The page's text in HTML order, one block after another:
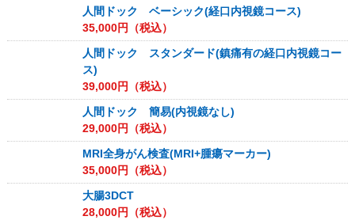
人間ドック ベーシック(経口内視鏡コース)
35,000円（税込）
人間ドック スタンダード(鎮痛有の経口内視鏡コー
ス)
39,000円（税込）
人間ドック 簡易(内視鏡なし)
29,000円（税込）
MRI全身がん検査(MRI+腫瘍マーカー)
35,000円（税込）
大腸3DCT
28,000円（税込）